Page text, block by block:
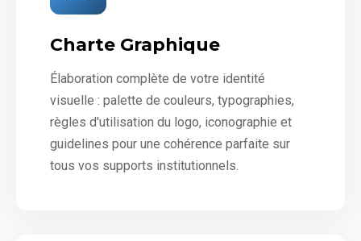
Charte Graphique
Élaboration complète de votre identité
visuelle : palette de couleurs, typographies,
règles d'utilisation du logo, iconographie et
guidelines pour une cohérence parfaite sur
tous vos supports institutionnels.